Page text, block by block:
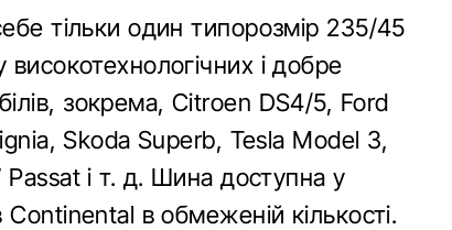
тільки один типорозмір 235/45
і добре
зокрема, Сitroen DS4/5, Ford
Skoda Superb, Tesla Model 3,
і т. д. Шина доступна у
в обмеженій кількості.